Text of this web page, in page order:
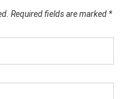
Required fields are marked *